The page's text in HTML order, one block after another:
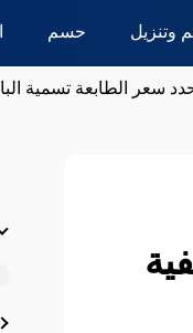
حسم وتنزيل
سعر الطابعة تسمية